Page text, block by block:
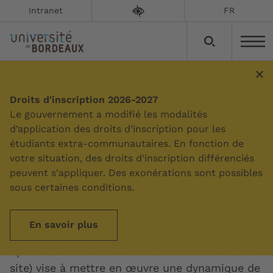
Intranet FR
Droits d'inscription 2026-2027
Le gouvernement a modifié les modalités
d’application des droits d’inscription pour les
étudiants extra-communautaires. En fonction de
votre situation, des droits d'inscription différenciés
peuvent s'appliquer. Des exonérations sont possibles
sous certaines conditions.
En savoir plus
FORESITE : faciliter et
opérer la recherche
d’excellence à l’échelle du
site
site) vise à mettre en œuvre une dynamique de